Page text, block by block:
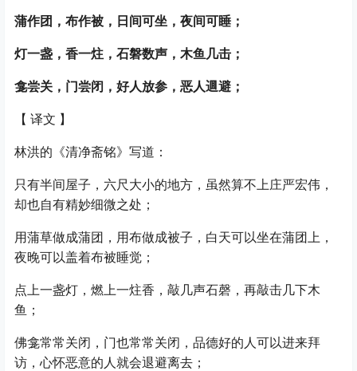
蒲作团，布作被，日间可坐，夜间可睡；
灯一盏，香一炷，石磐数声，木鱼几击；
龛尝关，门尝闭，好人放参，恶人逥避；
【 译文 】
林洪的《清净斋铭》写道：
只有半间屋子，六尺大小的地方，虽然算不上庄严宏伟，
却也自有精妙细微之处；
用蒲草做成蒲团，用布做成被子，白天可以坐在蒲团上，
夜晚可以盖着布被睡觉；
点上一盏灯，燃上一炷香，敲几声石磬，再敲击几下木
鱼；
佛龛常常关闭，门也常常关闭，品德好的人可以进来拜
访，心怀恶意的人就会退避离去；